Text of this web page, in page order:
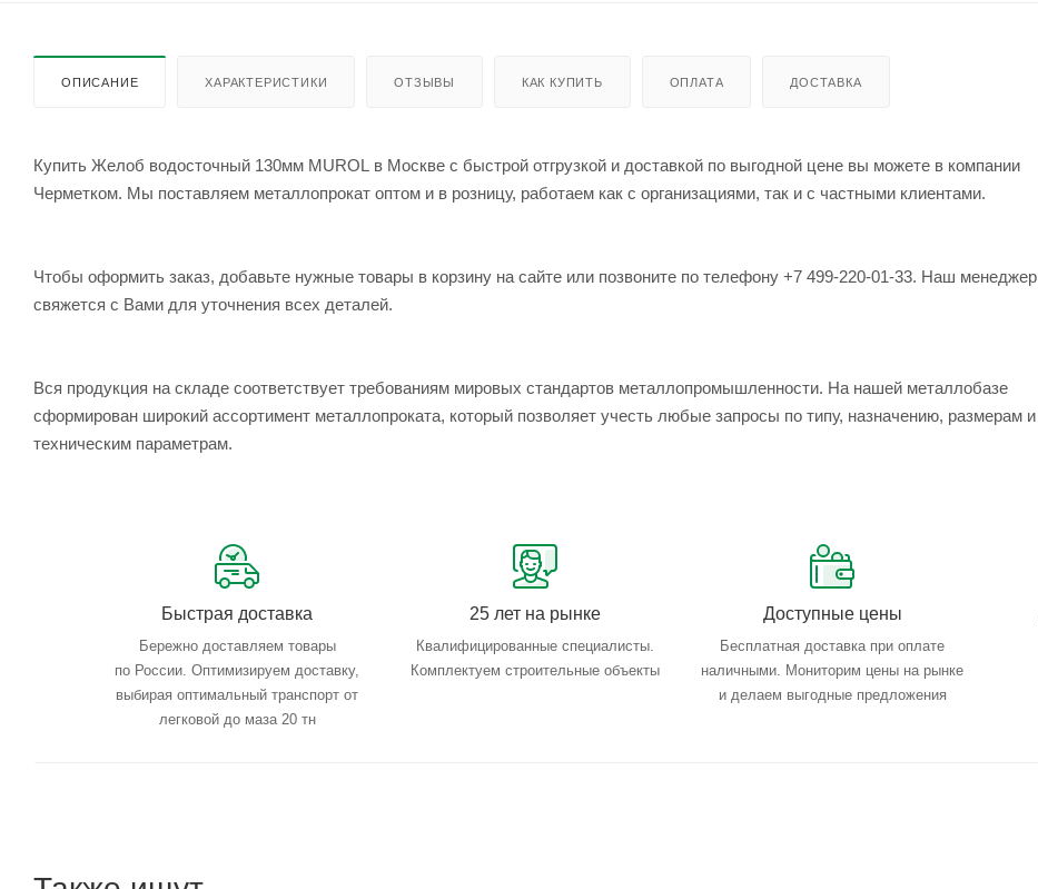
ОПИСАНИЕ ХАРАКТЕРИСТИКИ ОТЗЫВЫ КАК КУПИТЬ ОПЛАТА ДОСТАВКА
Купить Желоб водосточный 130мм MUROL в Москве с быстрой отгрузкой и доставкой по выгодной цене вы можете в компании
Черметком. Мы поставляем металлопрокат оптом и в розницу, работаем как с организациями, так и с частными клиентами.
Чтобы оформить заказ, добавьте нужные товары в корзину на сайте или позвоните по телефону +7 499-220-01-33. Наш менеджер
свяжется с Вами для уточнения всех деталей.
Вся продукция на складе соответствует требованиям мировых стандартов металлопромышленности. На нашей металлобазе
сформирован широкий ассортимент металлопроката, который позволяет учесть любые запросы по типу, назначению, размерам и
техническим параметрам.
Быстрая доставка
Бережно доставляем товары
по России. Оптимизируем доставку,
выбирая оптимальный транспорт от
легковой до маза 20 тн
25 лет на рынке
Квалифицированные специалисты.
Комплектуем строительные объекты
Доступные цены
Бесплатная доставка при оплате
наличными. Мониторим цены на рынке
и делаем выгодные предложения